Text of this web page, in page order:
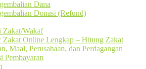
Dana
Donasi (Refund)
Zakat/Wakaf
Zakat Online Lengkap – Hitung Zakat
Maal, Perusahaan, dan Perdagangan
Pembayaran